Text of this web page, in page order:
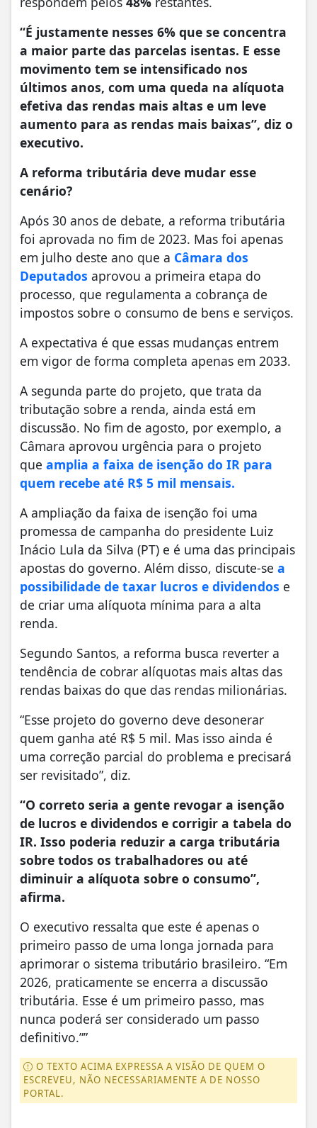
“É justamente nesses 6% que se concentra
a maior parte das parcelas isentas. E esse
movimento tem se intensificado nos
últimos anos, com uma queda na alíquota
efetiva das rendas mais altas e um leve
aumento para as rendas mais baixas”, diz o
executivo.
A reforma tributária deve mudar esse
cenário?
Após 30 anos de debate, a reforma tributária
foi aprovada no fim de 2023. Mas foi apenas
em julho deste ano que a Câmara dos
Deputados aprovou a primeira etapa do
processo, que regulamenta a cobrança de
impostos sobre o consumo de bens e serviços.
A expectativa é que essas mudanças entrem
em vigor de forma completa apenas em 2033.
A segunda parte do projeto, que trata da
tributação sobre a renda, ainda está em
discussão. No fim de agosto, por exemplo, a
Câmara aprovou urgência para o projeto
que amplia a faixa de isenção do IR para
quem recebe até R$ 5 mil mensais.
A ampliação da faixa de isenção foi uma
promessa de campanha do presidente Luiz
Inácio Lula da Silva (PT) e é uma das principais
apostas do governo. Além disso, discute-se a
possibilidade de taxar lucros e dividendos e
de criar uma alíquota mínima para a alta
renda.
Segundo Santos, a reforma busca reverter a
tendência de cobrar alíquotas mais altas das
rendas baixas do que das rendas milionárias.
“Esse projeto do governo deve desonerar
quem ganha até R$ 5 mil. Mas isso ainda é
uma correção parcial do problema e precisará
ser revisitado”, diz.
“O correto seria a gente revogar a isenção
de lucros e dividendos e corrigir a tabela do
IR. Isso poderia reduzir a carga tributária
sobre todos os trabalhadores ou até
diminuir a alíquota sobre o consumo”,
afirma.
O executivo ressalta que este é apenas o
primeiro passo de uma longa jornada para
aprimorar o sistema tributário brasileiro. “Em
2026, praticamente se encerra a discussão
tributária. Esse é um primeiro passo, mas
nunca poderá ser considerado um passo
definitivo.””
O TEXTO ACIMA EXPRESSA A VISÃO DE QUEM O
ESCREVEU, NÃO NECESSARIAMENTE A DE NOSSO
PORTAL.